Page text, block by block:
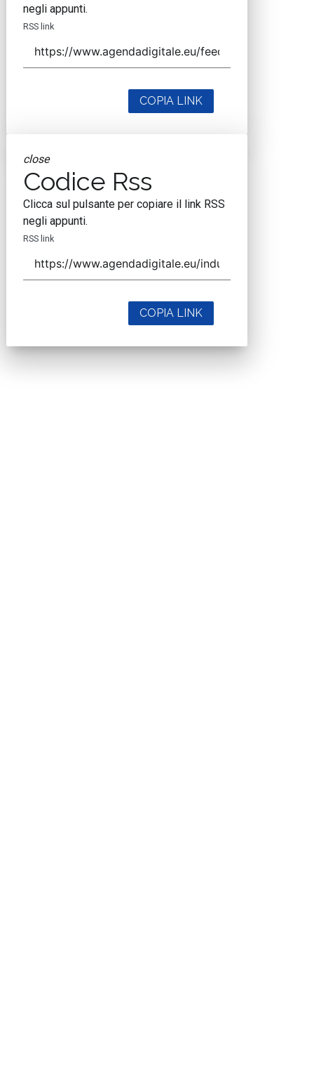
negli appunti.
RSS link
COPIA LINK
close
Codice Rss
Clicca sul pulsante per copiare il link RSS
negli appunti.
RSS link
COPIA LINK